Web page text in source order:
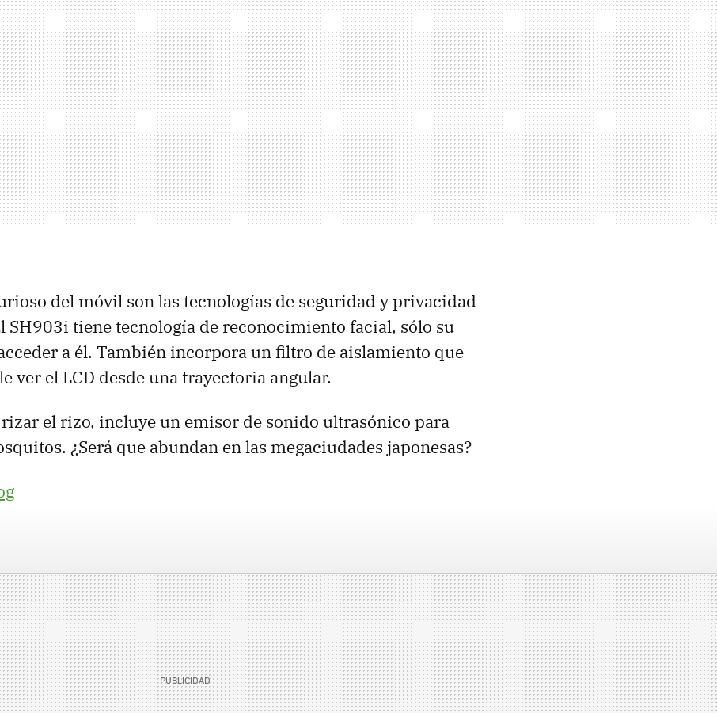
del móvil son las tecnologías de seguridad y privacidad
SH903i tiene tecnología de reconocimiento facial, sólo su
a él. También incorpora un filtro de aislamiento que
ver el LCD desde una trayectoria angular.
rizar el rizo, incluye un emisor de sonido ultrasónico para
¿Será que abundan en las megaciudades japonesas?